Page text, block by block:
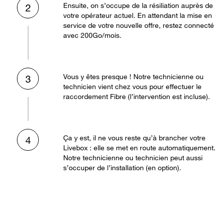
2
Ensuite, on s’occupe de la résiliation auprès de
votre opérateur actuel. En attendant la mise en
service de votre nouvelle offre, restez connecté
avec 200Go/mois.
3
Vous y êtes presque ! Notre technicienne ou
technicien vient chez vous pour effectuer le
raccordement Fibre (l’intervention est incluse).
4
Ça y est, il ne vous reste qu’à brancher votre
Livebox : elle se met en route automatiquement.
Notre technicienne ou technicien peut aussi
s’occuper de l’installation (en option).